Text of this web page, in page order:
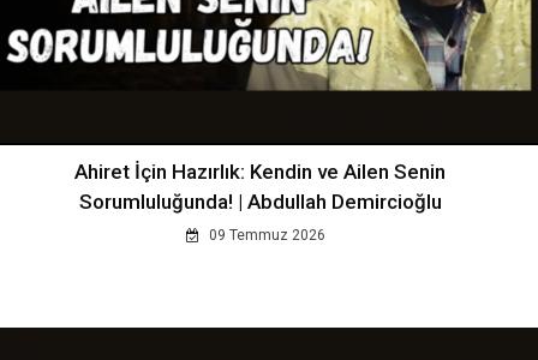
Ahiret İçin Hazırlık: Kendin ve Ailen Senin
Sorumluluğunda! | Abdullah Demircioğlu
09 Temmuz 2026